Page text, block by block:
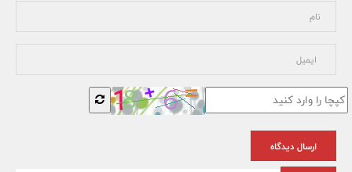
ارسال دیدگاه